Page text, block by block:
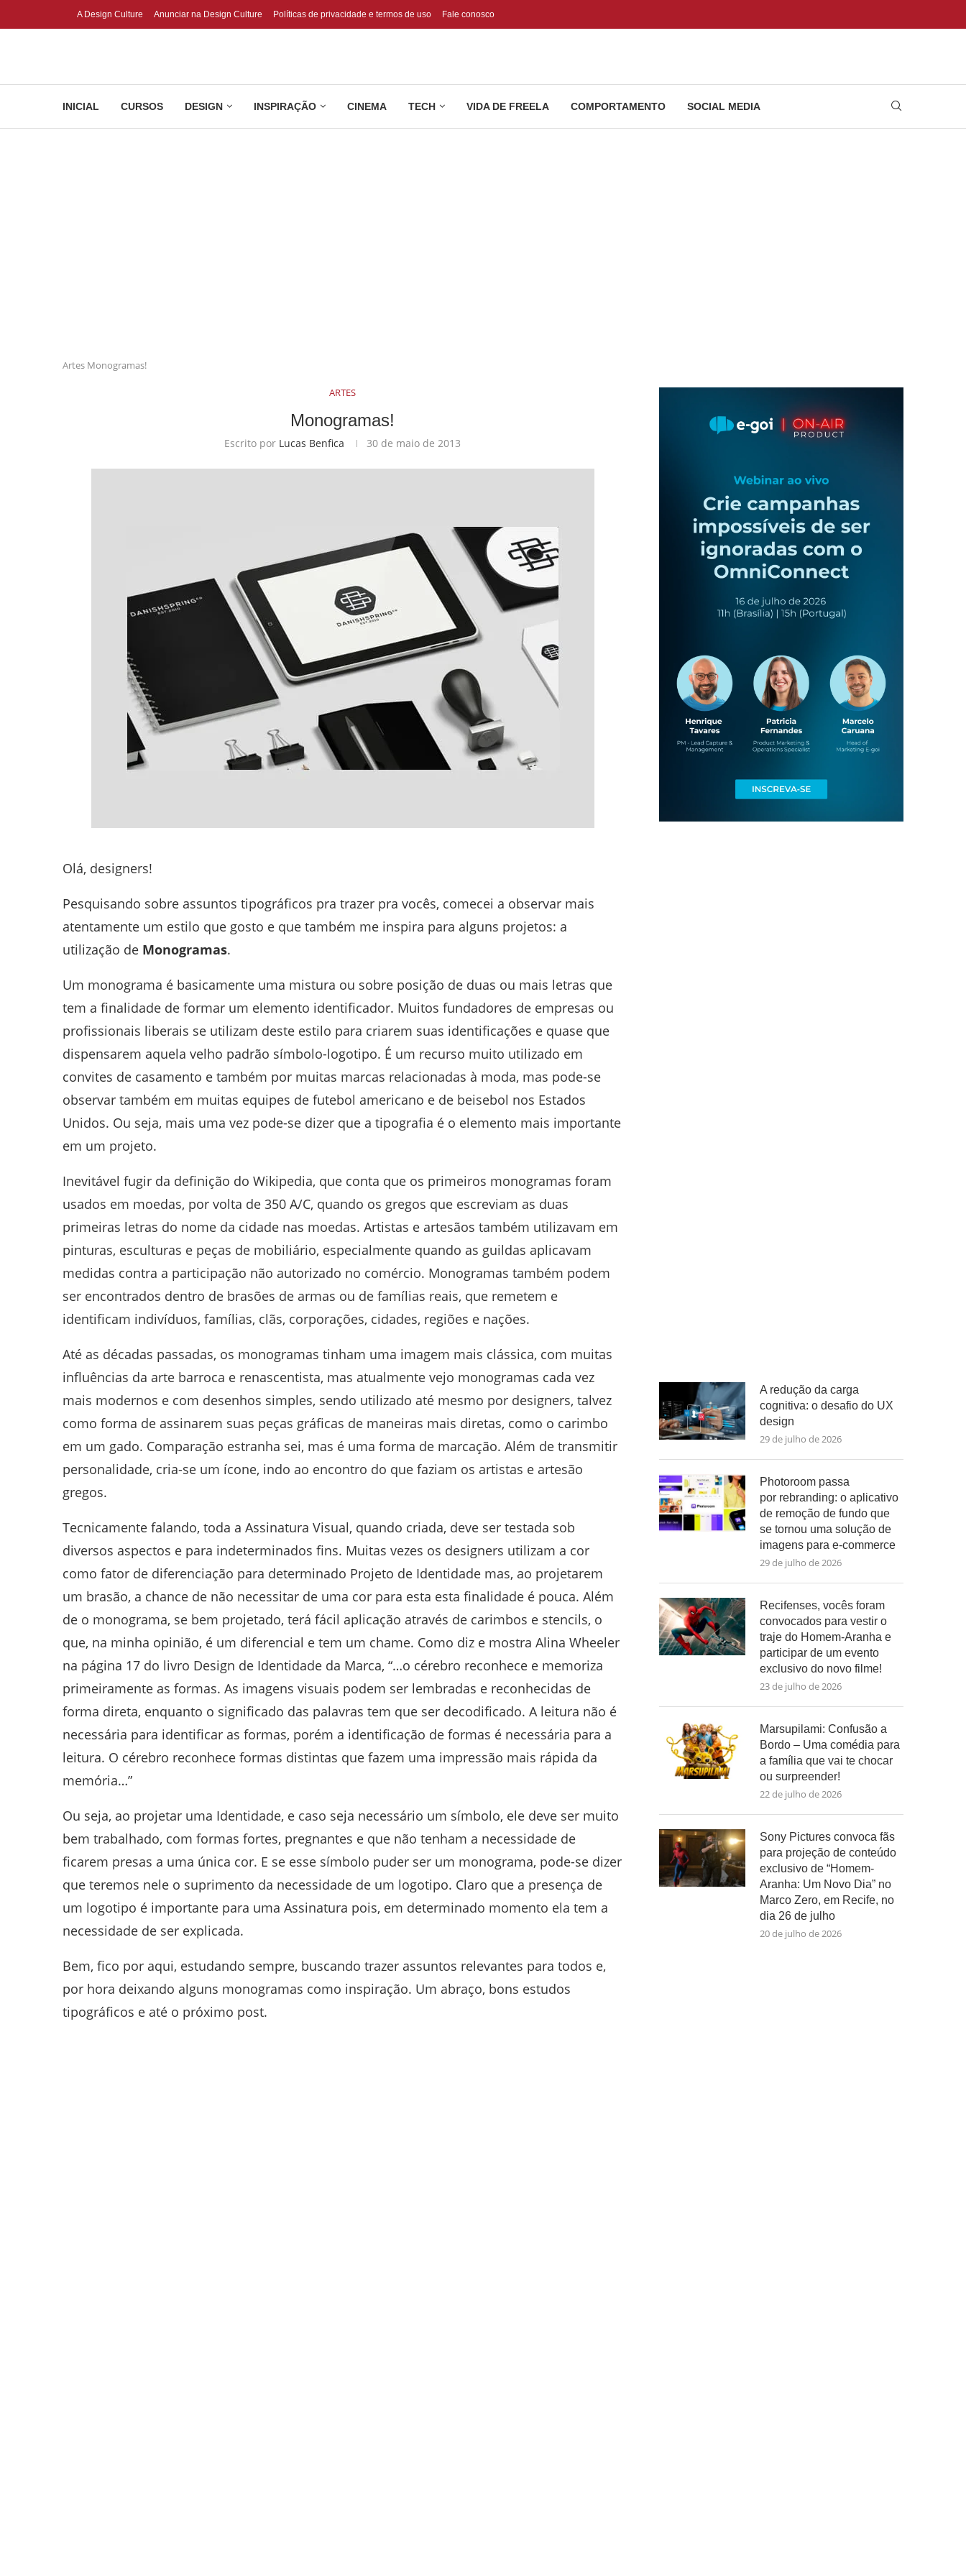
A Design Culture Anunciar na Design Culture Políticas de privacidade e termos de uso Fale conosco
INICIAL CURSOS DESIGN INSPIRAÇÃO CINEMA TECH VIDA DE FREELA COMPORTAMENTO SOCIAL MEDIA
Artes Monogramas!
ARTES
Monogramas!
Escrito por Lucas Benfica 30 de maio de 2013
Olá, designers!
Pesquisando sobre assuntos tipográficos pra trazer pra vocês, comecei a observar mais
atentamente um estilo que gosto e que também me inspira para alguns projetos: a
utilização de Monogramas.
Um monograma é basicamente uma mistura ou sobre posição de duas ou mais letras que
tem a finalidade de formar um elemento identificador. Muitos fundadores de empresas ou
profissionais liberais se utilizam deste estilo para criarem suas identificações e quase que
dispensarem aquela velho padrão símbolo-logotipo. É um recurso muito utilizado em
convites de casamento e também por muitas marcas relacionadas à moda, mas pode-se
observar também em muitas equipes de futebol americano e de beisebol nos Estados
Unidos. Ou seja, mais uma vez pode-se dizer que a tipografia é o elemento mais importante
em um projeto.
Inevitável fugir da definição do Wikipedia, que conta que os primeiros monogramas foram
usados em moedas, por volta de 350 A/C, quando os gregos que escreviam as duas
primeiras letras do nome da cidade nas moedas. Artistas e artesãos também utilizavam em
pinturas, esculturas e peças de mobiliário, especialmente quando as guildas aplicavam
medidas contra a participação não autorizado no comércio. Monogramas também podem
ser encontrados dentro de brasões de armas ou de famílias reais, que remetem e
identificam indivíduos, famílias, clãs, corporações, cidades, regiões e nações.
Até as décadas passadas, os monogramas tinham uma imagem mais clássica, com muitas
influências da arte barroca e renascentista, mas atualmente vejo monogramas cada vez
mais modernos e com desenhos simples, sendo utilizado até mesmo por designers, talvez
como forma de assinarem suas peças gráficas de maneiras mais diretas, como o carimbo
em um gado. Comparação estranha sei, mas é uma forma de marcação. Além de transmitir
personalidade, cria-se um ícone, indo ao encontro do que faziam os artistas e artesão
gregos.
Tecnicamente falando, toda a Assinatura Visual, quando criada, deve ser testada sob
diversos aspectos e para indeterminados fins. Muitas vezes os designers utilizam a cor
como fator de diferenciação para determinado Projeto de Identidade mas, ao projetarem
um brasão, a chance de não necessitar de uma cor para esta esta finalidade é pouca. Além
de o monograma, se bem projetado, terá fácil aplicação através de carimbos e stencils, o
que, na minha opinião, é um diferencial e tem um chame. Como diz e mostra Alina Wheeler
na página 17 do livro Design de Identidade da Marca, “…o cérebro reconhece e memoriza
primeiramente as formas. As imagens visuais podem ser lembradas e reconhecidas de
forma direta, enquanto o significado das palavras tem que ser decodificado. A leitura não é
necessária para identificar as formas, porém a identificação de formas é necessária para a
leitura. O cérebro reconhece formas distintas que fazem uma impressão mais rápida da
memória…”
Ou seja, ao projetar uma Identidade, e caso seja necessário um símbolo, ele deve ser muito
bem trabalhado, com formas fortes, pregnantes e que não tenham a necessidade de
ficarem presas a uma única cor. E se esse símbolo puder ser um monograma, pode-se dizer
que teremos nele o suprimento da necessidade de um logotipo. Claro que a presença de
um logotipo é importante para uma Assinatura pois, em determinado momento ela tem a
necessidade de ser explicada.
Bem, fico por aqui, estudando sempre, buscando trazer assuntos relevantes para todos e,
por hora deixando alguns monogramas como inspiração. Um abraço, bons estudos
tipográficos e até o próximo post.
A redução da carga
cognitiva: o desafio do UX
design
29 de julho de 2026
Photoroom passa
por rebranding: o aplicativo
de remoção de fundo que
se tornou uma solução de
imagens para e-commerce
29 de julho de 2026
Recifenses, vocês foram
convocados para vestir o
traje do Homem-Aranha e
participar de um evento
exclusivo do novo filme!
23 de julho de 2026
Marsupilami: Confusão a
Bordo – Uma comédia para
a família que vai te chocar
ou surpreender!
22 de julho de 2026
Sony Pictures convoca fãs
para projeção de conteúdo
exclusivo de “Homem-
Aranha: Um Novo Dia” no
Marco Zero, em Recife, no
dia 26 de julho
20 de julho de 2026